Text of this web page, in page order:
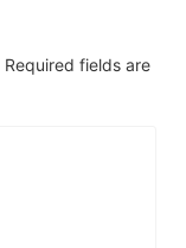
Required fields are